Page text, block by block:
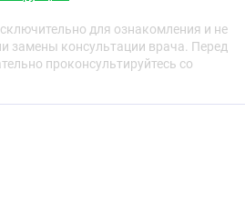
для ознакомления и не
замены консультации врача. Перед
проконсультируйтесь со